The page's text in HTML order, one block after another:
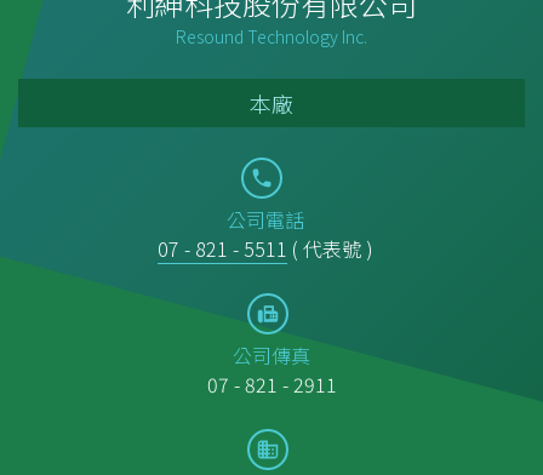
Resound Technology Inc.
本廠
公司電話
07 - 821 - 5511 ( 代表號 )
公司傳真
07 - 821 - 2911